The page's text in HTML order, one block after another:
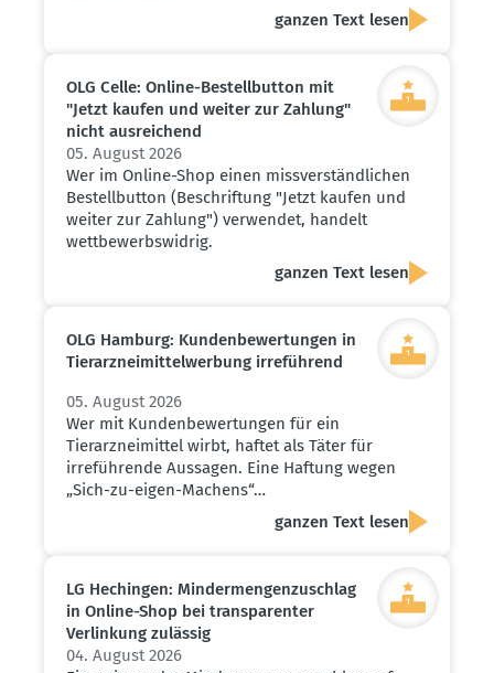
ganzen Text lesen
OLG Celle: Online-Bestell­button mit
"Jetzt kaufen und weiter zur Zahlung"
nicht ausrei­chend
05. August 2026
Wer im Online-Shop einen missverständlichen
Bestellbutton (Beschriftung "Jetzt kaufen und
weiter zur Zahlung") verwendet, handelt
wettbewerbswidrig.
ganzen Text lesen
OLG Hamburg: Kunden­be­wer­tungen in
Tierarz­nei­mit­tel­werbung irreführend
05. August 2026
Wer mit Kundenbewertungen für ein
Tierarzneimittel wirbt, haftet als Täter für
irreführende Aussagen. Eine Haftung wegen
„Sich-zu-eigen-Machens“…
ganzen Text lesen
LG Hechingen: Minder­men­gen­zu­schlag
in Online-Shop bei trans­pa­renter
Verlinkung zulässig
04. August 2026